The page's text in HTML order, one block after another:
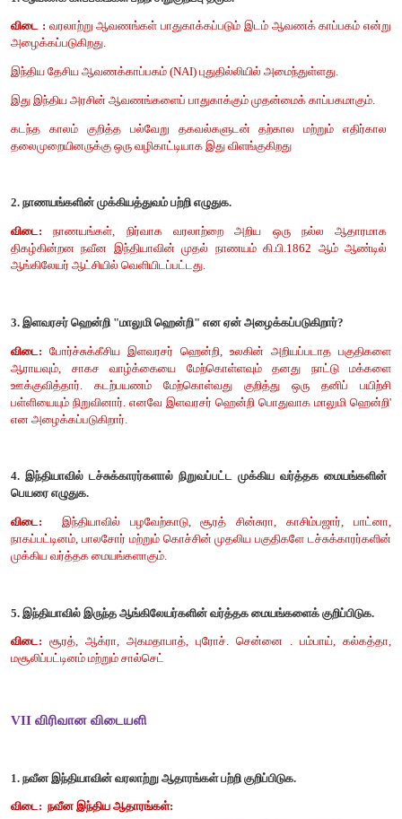
V 1) பின்வரும் கூற்றினை ஆராய்ந்து சரியானவற்றை (
1. கவர்னர் நினோ-டி- குன்கா போர்ச்சுக்கீசிய தலைநகரை
2. போர்ச்சுக்கீசியர்கள் இந்தியாவிலிருந்து கடைசியாக
3. டச்சுக்காரர்கள், சூரத்தில் தங்கள் முதல் வணிக மையத்தை
4. இங்கிலாந்தின் மன்னர் முதலாம் ஜேம்ஸ், ஜஹாங்கீர்
அ) 1 மற்றும் 2 சரி
ஆ) 2 மற்றும் 4 சரி
இ) 3 மட்டும் சரி
ஈ) 1, 2 மற்றும் 4 சரி
விடை: ஈ) 1, 2 மற்றும் 4 சரி]
2) தவறான இணையைக் கண்டறிக
அ) பிரான்சிஸ் டே - டென்மார்க்
ஆ) பெட்ரோ காப்ரல் - போர்ச்சுகல்
ஈ) கால்பர்ட் - பிரான்ஸ்